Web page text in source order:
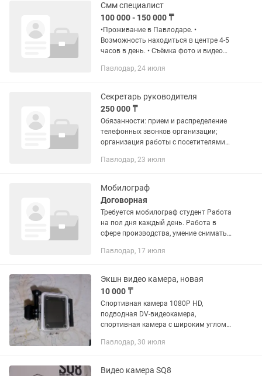
Смм специалист
100 000 - 150 000 ₸
•Проживание в Павлодаре. •
Возможность находиться в центре 4-5
часов в день. • Съёмка фото и видео
специалистов. • Монтаж Reels и
оформление и...
Павлодар, 24 июля
Секретарь руководителя
250 000 ₸
Обязанности: прием и распределение
телефонных звонков организации;
организация работы с посетителями
координирующих и обеспечивающих
перенаправление...
Павлодар, 23 июля
Мобилограф
Договорная
Требуется мобилограф студент Работа
на пол дня каждый день. Работа в
сфере производства, умение снимать
13:00 либо с 13:00 до 17:00 Находимся
Павлодар, 17 июля
Экшн видео камера, новая
10 000 ₸
Спортивная камера 1080P HD,
подводная DV-видеокамера,
спортивная камера с широким углом
дисплей 5.08 см, бесплатные
прозрачный защитный...
Павлодар, 30 июля
Видео камера SQ8